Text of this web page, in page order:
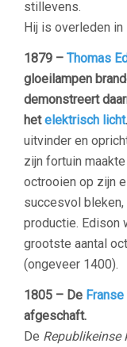
stillevens.
Hij is overleden in
1879 – Thomas
gloeilampen
demonstreert
hetelektrisch licht.
uitvinder en
zijn fortuin
octrooien op zijn
succesvol
productie. Edison
grootste aantal
(ongeveer 1400).
1805 – De
afgeschaft.
De Republikeinse